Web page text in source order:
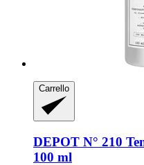
Carrello
DEPOT N° 210
100 ml